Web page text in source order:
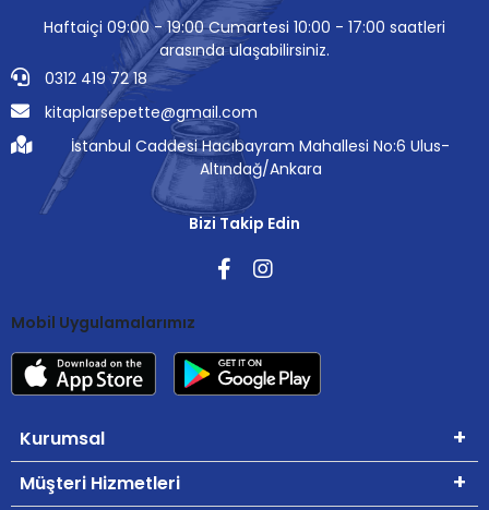
Haftaiçi 09:00 - 19:00 Cumartesi 10:00 - 17:00 saatleri
arasında ulaşabilirsiniz.
0312 419 72 18
kitaplarsepette@gmail.com
İstanbul Caddesi Hacıbayram Mahallesi No:6 Ulus-
Altındağ/Ankara
Bizi Takip Edin
Mobil Uygulamalarımız
Kurumsal
Müşteri Hizmetleri